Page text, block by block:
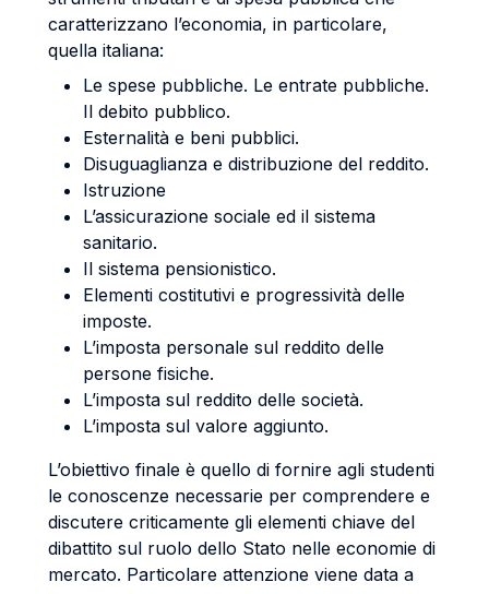
caratterizzano l’economia, in particolare,
quella italiana:
Le spese pubbliche. Le entrate pubbliche.
Il debito pubblico.
Esternalità e beni pubblici.
Disuguaglianza e distribuzione del reddito.
Istruzione
L’assicurazione sociale ed il sistema
sanitario.
Il sistema pensionistico.
Elementi costitutivi e progressività delle
imposte.
L’imposta personale sul reddito delle
persone fisiche.
L’imposta sul reddito delle società.
L’imposta sul valore aggiunto.
L’obiettivo finale è quello di fornire agli studenti
le conoscenze necessarie per comprendere e
discutere criticamente gli elementi chiave del
dibattito sul ruolo dello Stato nelle economie di
mercato. Particolare attenzione viene data a